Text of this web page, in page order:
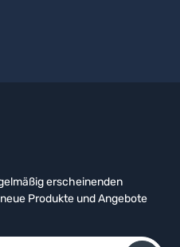
erscheinenden
Produkte und Angebote